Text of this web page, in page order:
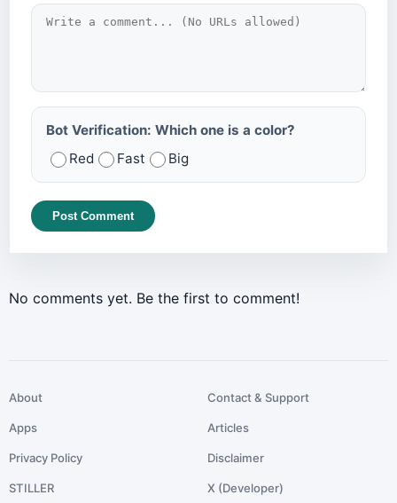
Bot Verification: Which one is a color?
Red
Fast Big
Post Comment
No comments yet. Be the first to comment!
About Contact & Support
Apps Articles
Privacy Policy Disclaimer
STILLER X (Developer)